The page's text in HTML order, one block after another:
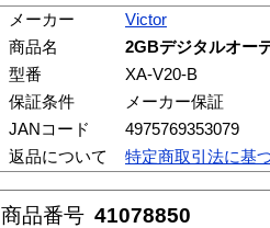
メーカー
Victor
商品名
2GBデジタルオー
型番
XA-V20-B
保証条件
メーカー保証
JANコード
4975769353079
返品について
特定商取引法に基
商品番号 41078850